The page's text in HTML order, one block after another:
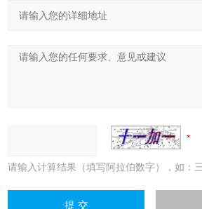
请输入计算结果（填写阿拉伯数字），如：